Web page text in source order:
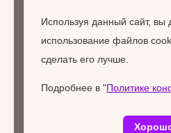
Городская среда
Используя данный сайт, вы
использование файлов
сделать его лучше.
Подробнее в "Политике